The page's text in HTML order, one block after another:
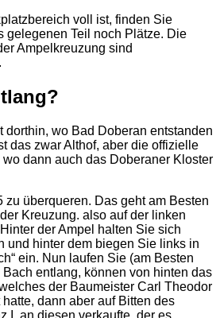
voll ist, finden Sie
gelegenen Teil noch Plätze. Die
Ampelkreuzung sind
dorthin, wo Bad Doberan entstanden
das zwar Althof, aber die offizielle
dann auch das Doberaner Kloster
zu überqueren. Das geht am Besten
Kreuzung. also auf der linken
der Ampel halten Sie sich
und hinter dem biegen Sie links in
ein. Nun laufen Sie (am Besten
entlang, können von hinten das
der Baumeister Carl Theodor
dann aber auf Bitten des
I. an diesen verkaufte, der es